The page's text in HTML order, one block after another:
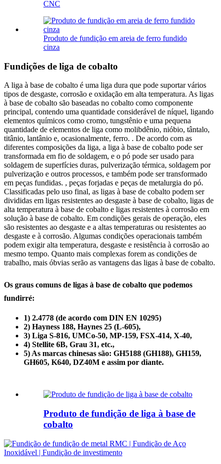
CNC
Produto de fundição em areia de ferro fundido
cinza
Fundições de liga de cobalto
A liga à base de cobalto é uma liga dura que pode suportar vários
tipos de desgaste, corrosão e oxidação em alta temperatura. As ligas
à base de cobalto são baseadas no cobalto como componente
principal, contendo uma quantidade considerável de níquel, ligando
elementos químicos como cromo, tungstênio e uma pequena
quantidade de elementos de liga como molibdênio, nióbio, tântalo,
titânio, lantânio e, ocasionalmente, ferro. . De acordo com as
diferentes composições da liga, a liga à base de cobalto pode ser
transformada em fio de soldagem, e o pó pode ser usado para
soldagem de superfícies duras, pulverização térmica, soldagem por
pulverização e outros processos, e também pode ser transformado
em peças fundidas. , peças forjadas e peças de metalurgia do pó.
Classificadas pelo uso final, as ligas à base de cobalto podem ser
divididas em ligas resistentes ao desgaste à base de cobalto, ligas de
alta temperatura à base de cobalto e ligas resistentes à corrosão em
solução à base de cobalto. Em condições gerais de operação, eles
são resistentes ao desgaste e a altas temperaturas ou resistentes ao
desgaste e à corrosão. Algumas condições operacionais também
podem exigir alta temperatura, desgaste e resistência à corrosão ao
mesmo tempo. Quanto mais complexas forem as condições de
trabalho, mais óbvias serão as vantagens das ligas à base de cobalto.
Os graus comuns de ligas à base de cobalto que podemos
fundirré:
1) 2.4778 (de acordo com DIN EN 10295)
2) Hayness 188, Haynes 25 (L-605),
3) Liga S-816, UMCo-50, MP-159, FSX-414, X-40,
4) Stellite 6B, Grau 31, etc.,
5) As marcas chinesas são: GH5188 (GH188), GH159,
GH605, K640, DZ40M e assim por diante.
Produto de fundição de liga à base de
cobalto